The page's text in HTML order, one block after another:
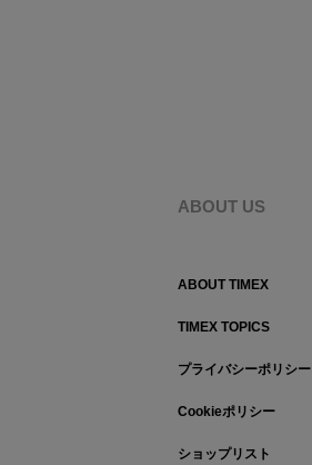
ABOUT US
ABOUT TIMEX
TIMEX TOPICS
プライバシーポリシー
Cookieポリシー
ショップリスト